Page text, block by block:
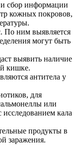
сбор информации
кожных покровов,
По ним выявляется
могут быть
выявить наличие
кишке.
антитела у
для
или
кала
продукты в
заражения.